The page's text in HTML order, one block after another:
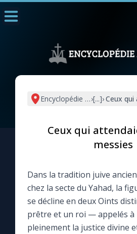
L'actualité de la semaine
La newsletter
La vidéo de la semaine
Encyclopédie mariale
›[...]›Ceux qui
Ceux qui
messies
Dans la tradition juive
chez la secte du Yahad, la
se décline en deux Oints
prêtre et un roi — appelés
pleinement la justice divine